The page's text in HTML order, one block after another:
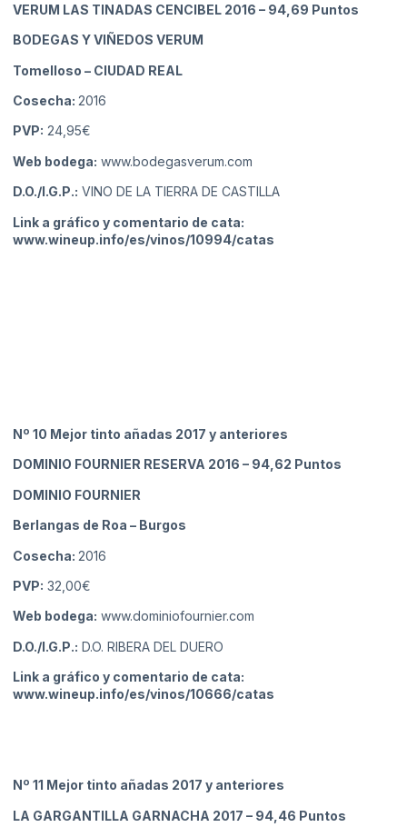
VERUM LAS TINADAS CENCIBEL 2016 – 94,69 Puntos
BODEGAS Y VIÑEDOS VERUM
Tomelloso – CIUDAD REAL
Cosecha: 2016
PVP: 24,95€
Web bodega: www.bodegasverum.com
D.O./I.G.P.: VINO DE LA TIERRA DE CASTILLA
Link a gráfico y comentario de cata:
www.wineup.info/es/vinos/10994/catas
Nº 10 Mejor tinto añadas 2017 y anteriores
DOMINIO FOURNIER RESERVA 2016 – 94,62 Puntos
DOMINIO FOURNIER
Berlangas de Roa – Burgos
Cosecha: 2016
PVP: 32,00€
Web bodega: www.dominiofournier.com
D.O./I.G.P.: D.O. RIBERA DEL DUERO
Link a gráfico y comentario de cata:
www.wineup.info/es/vinos/10666/catas
Nº 11 Mejor tinto añadas 2017 y anteriores
LA GARGANTILLA GARNACHA 2017 – 94,46 Puntos